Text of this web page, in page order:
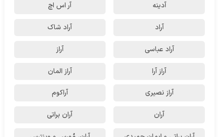
آدینه آر اس اچ
آراد آراد شاک
آراد عباسی آراز
آراز آرا آراز المان
آراز نصیری آراکوم
آران آران براتی